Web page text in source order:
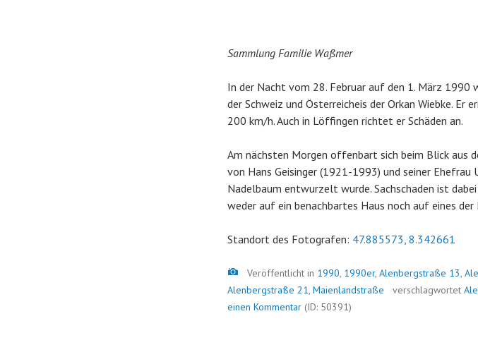
Sammlung Familie Waßmer
In der Nacht vom 28. Februar auf den 1. März
der Schweiz und Österreicheis der Orkan Wiebke. Er
200 km/h. Auch in Löffingen richtet er Schäden an.
Am nächsten Morgen offenbart sich beim Blick aus
von Hans Geisinger (1921-1993) und seiner
Nadelbaum entwurzelt wurde. Sachschaden ist
weder auf ein benachbartes Haus noch auf eines
Standort des Fotografen: 47.885573, 8.342661
Bild
Veröffentlicht in 1990, 1990er, Alenbergstraße 13,
Alenbergstraße 21, Maienlandstraße verschlagwortet
einen Kommentar (ID: 50391)